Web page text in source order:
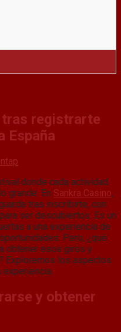
registrarte
España
donde cada actividad
grande. En Sankra Casino,
tras inscribirte, con
ser descubiertos. Es un
a una experiencia de
Pero, ¿qué
obtener esos giros y
Exploremos los aspectos
experiencia.
y obtener